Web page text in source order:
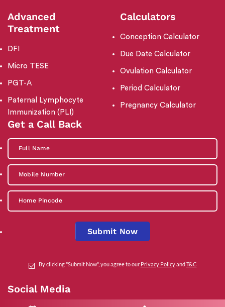
Advanced
Treatment
DFI
Micro TESE
PGT-A
Paternal Lymphocyte
Immunization (PLI)
Calculators
Conception Calculator
Due Date Calculator
Ovulation Calculator
Period Calculator
Pregnancy Calculator
Get a Call Back
Submit Now
By clicking "Submit Now", you agree to our Privacy PolicyandT&C
Social Media